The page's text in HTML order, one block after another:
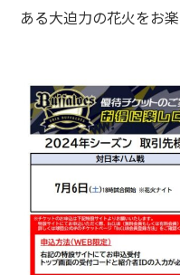
ある大迫力の花火をお